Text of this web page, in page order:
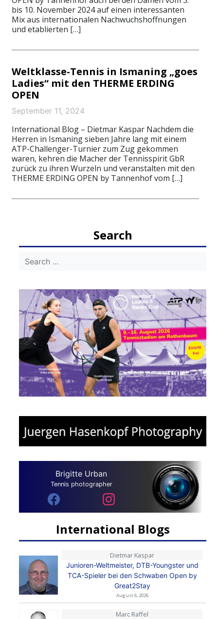
bis 10. November 2024 auf einen interessanten
Mix aus internationalen Nachwuchshoffnungen
und etablierten […]
Weltklasse-Tennis in Ismaning „goes
Ladies“ mit den THERME ERDING
OPEN
September 11, 2024
International Blog – Dietmar Kaspar Nachdem die
Herren in Ismaning sieben Jahre lang mit einem
ATP-Challenger-Turnier zum Zug gekommen
waren, kehren die Macher der Tennisspirit GbR
zurück zu ihren Wurzeln und veranstalten mit den
THERME ERDING OPEN by Tannenhof vom […]
Search
Brigitte Urban
Tennis photographer
International Blogs
Dietmar Kaspar
Junioren-Weltmeister, DTB-Youngster und
TCA-Spieler bei den Schwaben Open by
Great2Stay
August 6, 2026
Marc Raffel